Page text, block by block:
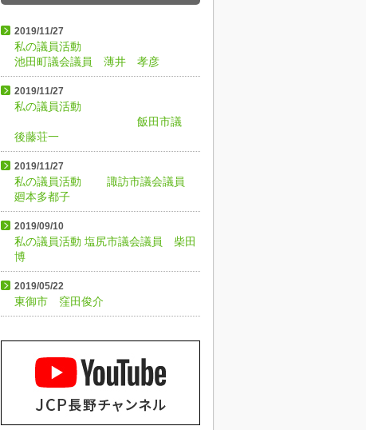
2019/11/27
私の議員活動
池田町議会議員 薄井 孝彦
2019/11/27
私の議員活動
飯田市議
後藤荘一
2019/11/27
私の議員活動 諏訪市議会議員
廻本多都子
2019/09/10
私の議員活動 塩尻市議会議員 柴田
博
2019/05/22
東御市 窪田俊介